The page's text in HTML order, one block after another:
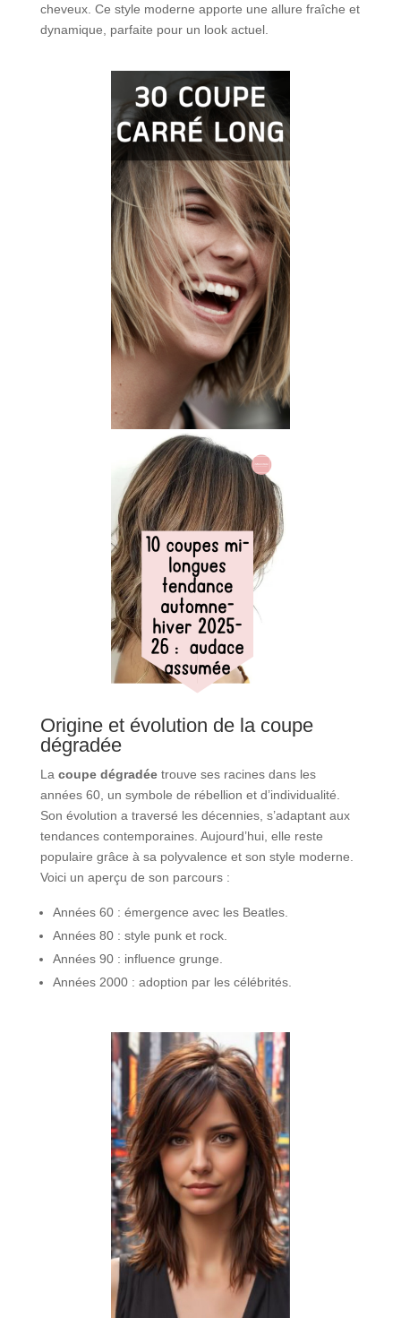
cheveux. Ce style moderne apporte une allure fraîche et
dynamique, parfaite pour un look actuel.
Origine et évolution de la coupe
dégradée
La coupe dégradéetrouve ses racines dans les
années 60, un symbole de rébellion et d’individualité.
Son évolution a traversé les décennies, s’adaptant aux
tendances contemporaines. Aujourd’hui, elle reste
populaire grâce à sa polyvalence et son style moderne.
Voici un aperçu de son parcours :
Années 60 : émergence avec les Beatles.
Années 80 : style punk et rock.
Années 90 : influence grunge.
Années 2000 : adoption par les célébrités.